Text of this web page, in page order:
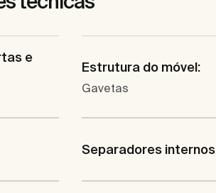
e
Estrutura do móvel:
Gavetas
Separadores internos